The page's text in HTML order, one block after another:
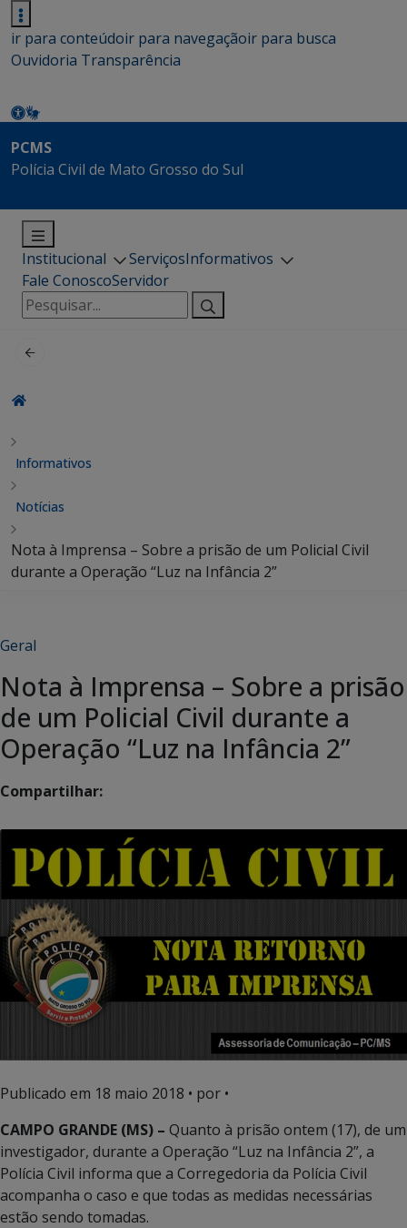
ir para conteúdoir para navegaçãoir para busca
Ouvidoria Transparência
PCMS
Polícia Civil de Mato Grosso do Sul
Institucional ServiçosInformativos
Fale ConoscoServidor
Pesquisar
por:
Informativos
Notícias
Nota à Imprensa – Sobre a prisão de um Policial Civil
durante a Operação “Luz na Infância 2”
Geral
Nota à Imprensa – Sobre a prisão
de um Policial Civil durante a
Operação “Luz na Infância 2”
Compartilhar:
Publicado em 18 maio 2018 • por •
CAMPO GRANDE (MS) – Quanto à prisão ontem (17), de um
investigador, durante a Operação “Luz na Infância 2”, a
Polícia Civil informa que a Corregedoria da Polícia Civil
acompanha o caso e que todas as medidas necessárias
estão sendo tomadas.